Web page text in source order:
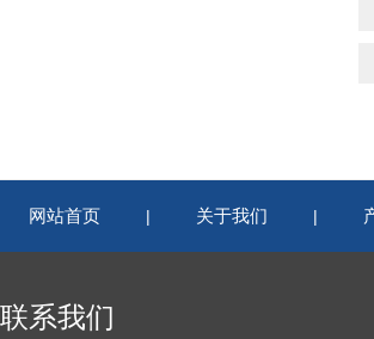
网站首页 | 关于我们 |
联系我们